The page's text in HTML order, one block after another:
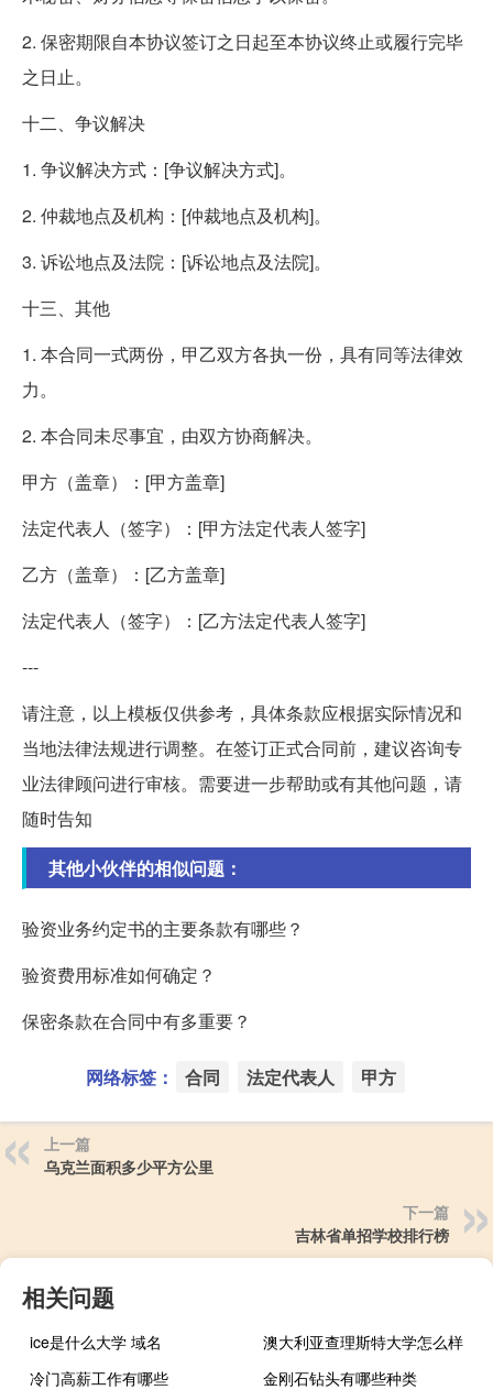
2. 保密期限自本协议签订之日起至本协议终止或履行完毕
之日止。
十二、争议解决
1. 争议解决方式：[争议解决方式]。
2. 仲裁地点及机构：[仲裁地点及机构]。
3. 诉讼地点及法院：[诉讼地点及法院]。
十三、其他
1. 本合同一式两份，甲乙双方各执一份，具有同等法律效
力。
2. 本合同未尽事宜，由双方协商解决。
甲方（盖章）：[甲方盖章]
法定代表人（签字）：[甲方法定代表人签字]
乙方（盖章）：[乙方盖章]
法定代表人（签字）：[乙方法定代表人签字]
---
请注意，以上模板仅供参考，具体条款应根据实际情况和
当地法律法规进行调整。在签订正式合同前，建议咨询专
业法律顾问进行审核。需要进一步帮助或有其他问题，请
随时告知
其他小伙伴的相似问题：
验资业务约定书的主要条款有哪些？
验资费用标准如何确定？
保密条款在合同中有多重要？
网络标签： 合同 法定代表人 甲方
上一篇
乌克兰面积多少平方公里
下一篇
吉林省单招学校排行榜
相关问题
ice是什么大学 域名
澳大利亚查理斯特大学怎么样
冷门高薪工作有哪些
金刚石钻头有哪些种类